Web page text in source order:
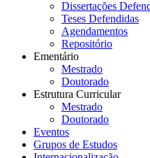
Dissertações
Teses Defendidas
Agendamentos
Repositório
Ementário
Mestrado
Doutorado
Estrutura Curricular
Mestrado
Doutorado
Eventos
Grupos de Estudos